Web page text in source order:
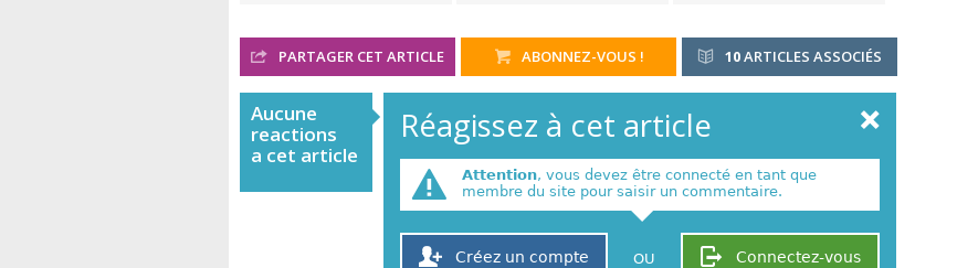
10ARTICLES ASSOCIÉS
PARTAGER CET ARTICLE ABONNEZ-VOUS !
Aucune
reactions
a cet article
Réagissez à cet article
Attention, vous devez être connecté en tant que
membre du site pour saisir un commentaire.
Connectez-vous
Créez un compte OU